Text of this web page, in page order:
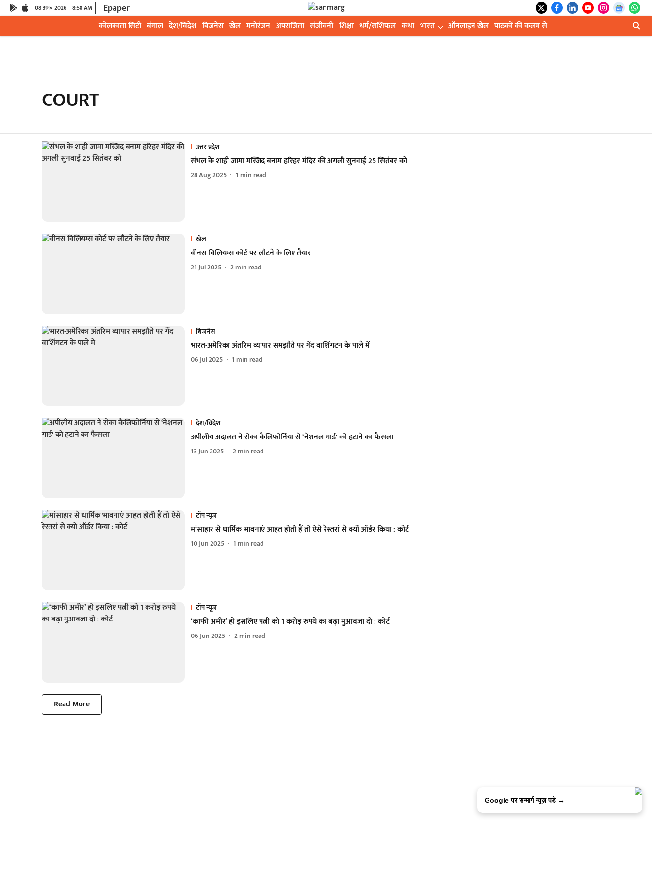
08 अग॰ 2026 8:58 AM Epaper
कोलकाता सिटी बंगाल देश/विदेश बिजनेस खेल मनोरंजन अपराजिता संजीवनी शिक्षा धर्म/राशिफल कथा भारत ऑनलाइन खेल पाठकों की कलम से
COURT
उत्तर प्रदेश
संभल के शाही जामा मस्जिद बनाम हरिहर मंदिर की अगली सुनवाई 25 सितंबर को
28 Aug 2025 1 min read
खेल
वीनस विलियम्स कोर्ट पर लौटने के लिए तैयार
21 Jul 2025 2min read
बिजनेस
भारत-अमेरिका अंतरिम व्यापार समझौते पर गेंद वाशिंगटन के पाले में
06 Jul 2025 1 min read
देश/विदेश
अपीलीय अदालत ने रोका कैलिफोर्निया से ‘नेशनल गार्ड' को हटाने का फैसला
13 Jun 2025 2min read
टॉप न्यूज़
मांसाहार से धार्मिक भावनाएं आहत होती हैं तो ऐसे रेस्तरां से क्यों ऑर्डर किया : कोर्ट
10 Jun 2025 1 min read
टॉप न्यूज़
‘काफी अमीर’ हो इसलिए पत्नी को 1 करोड़ रुपये का बढ़ा मुआवजा दो : कोर्ट
06 Jun 2025 2min read
Read More
Google पर सन्मार्ग न्यूज़ पडे →